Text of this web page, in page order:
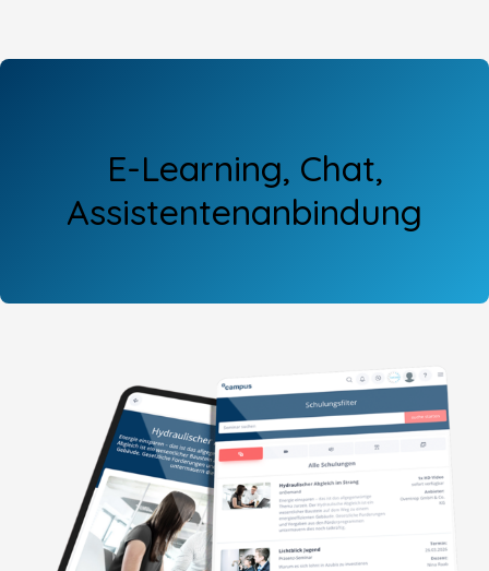
E-Learning, Chat,
Assistentenanbindung